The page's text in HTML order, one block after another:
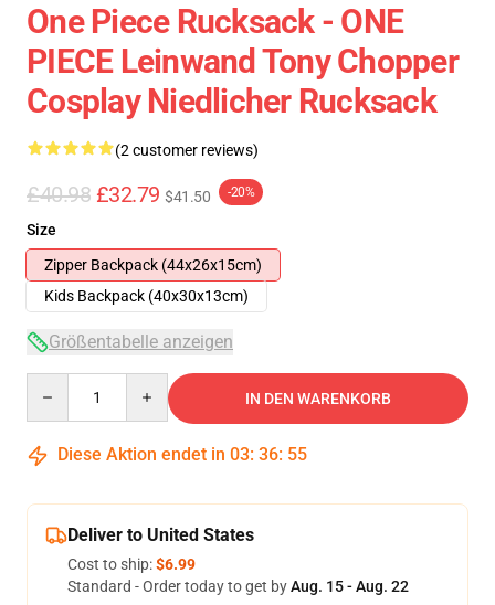
One Piece Rucksack - ONE
PIECE Leinwand Tony Chopper
Cosplay Niedlicher Rucksack
(2 customer reviews)
£40.98 £32.79 $41.50 -20%
Size
Zipper Backpack (44x26x15cm)
Kids Backpack (40x30x13cm)
Größentabelle anzeigen
IN DEN WARENKORB
Diese Aktion endet in 03: 36: 54
Deliver to United States
Cost to ship:$6.99
Standard - Order today to get byAug. 15 - Aug. 22